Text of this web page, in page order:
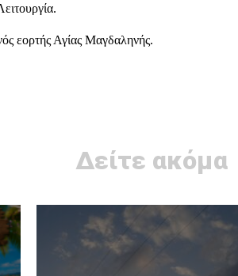
εορτής Αγίας Μαγδαληνής.
Δείτε ακόμα